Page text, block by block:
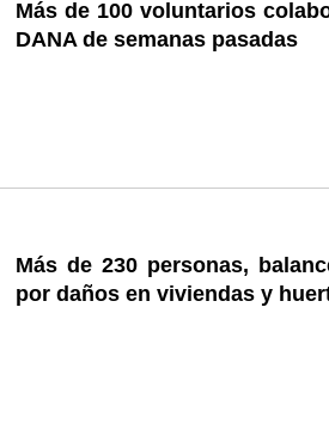
Más de 100 voluntarios
DANA de semanas pasadas
Más de 230 personas,
por daños en viviendas y